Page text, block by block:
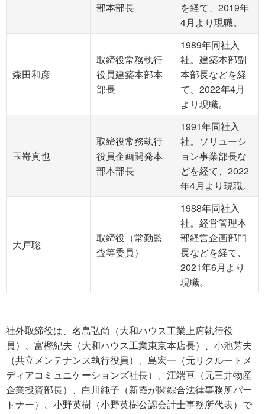
部本部長
を経て、2019年
4月より現職。
森田和彦
取締役常務執行
役員建築本部本
部長
1989年同社入
社。建築本部副
本部長などを経
て、2022年4月
より現職。
玉嵜真也
取締役常務執行
役員企画開発本
部本部長
1991年同社入
社。ソリューシ
ョン事業部長な
どを経て、2022
年4月より現職。
大戸聡
取締役（常勤監
査等委員）
1988年同社入
社。経営管理本
部経営企画部門
長などを経て、
2021年6月より
現職。
社外取締役は、名島弘尚（大和ハウス工業上席執行役
員）、富樫紀夫（大和ハウス工業東京本店長）、小池芳夫
（共立メンテナンス執行役員）、島宏一（元リクルートメ
ディアコミュニケーションズ社長）、江端亘（元三井物産
企業投資部長）、白川純子（新霞が関綜合法律事務所パー
トナー）、小野英樹（小野英樹公認会計士事務所代表）で